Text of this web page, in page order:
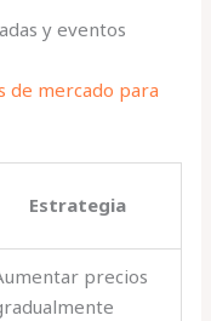
y eventos
de mercado para
Estrategia
precios